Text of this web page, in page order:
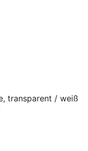
transparent / weiß